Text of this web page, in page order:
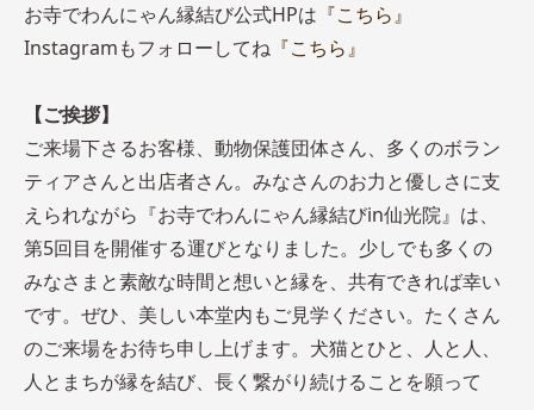
お寺でわんにゃん縁結び公式HPは 『こちら』
Instagramもフォローしてね 『こちら』
【ご挨拶】
ご来場下さるお客様、動物保護団体さん、多くのボラン
ティアさんと出店者さん。みなさんのお力と優しさに支
えられながら『お寺でわんにゃん縁結びin仙光院』は、
第5回目を開催する運びとなりました。少しでも多くの
みなさまと素敵な時間と想いと縁を、共有できれば幸い
です。ぜひ、美しい本堂内もご見学ください。たくさん
のご来場をお待ち申し上げます。犬猫とひと、人と人、
人とまちが縁を結び、長く繋がり続けることを願って